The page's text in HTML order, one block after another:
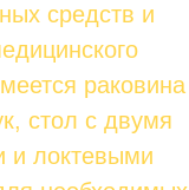
средств и
раковина
стол с двумя
и локтевыми